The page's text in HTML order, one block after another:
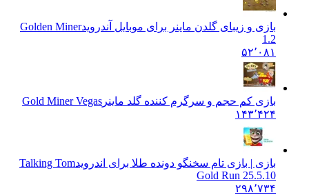
بازی و زیبای گلدن ماینر برای موبایل آندرویدGolden Miner
1.2
۵۲٬۰۸۱
بازی کم حجم و سرگرم کننده گلد ماینر Gold Miner Vegas
۱۴۳٬۴۲۴
بازی | بازی تام سخنگو دونده طلا برای اندرویدTalking Tom
Gold Run 25.5.10
۲۹۸٬۷۳۴